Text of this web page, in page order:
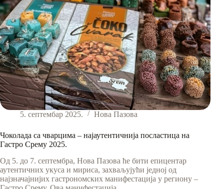
5. септембар 2025. Нова Пазова
Чоколада са чварцима – најаутентичнија посластица на
Гастро Срему 2025.
Од 5. до 7. септембра, Нова Пазова ће бити епицентар
аутентичних укуса и мириса, захваљујући једној од
најзначајнијих гастрономских манифестација у региону –